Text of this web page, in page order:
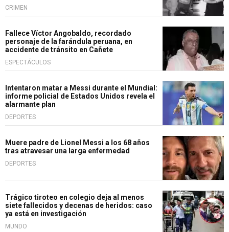
CRIMEN
Fallece Víctor Angobaldo, recordado
personaje de la farándula peruana, en
accidente de tránsito en Cañete
ESPECTÁCULOS
Intentaron matar a Messi durante el Mundial:
informe policial de Estados Unidos revela el
alarmante plan
DEPORTES
Muere padre de Lionel Messi a los 68 años
tras atravesar una larga enfermedad
DEPORTES
Trágico tiroteo en colegio deja al menos
siete fallecidos y decenas de heridos: caso
ya está en investigación
MUNDO